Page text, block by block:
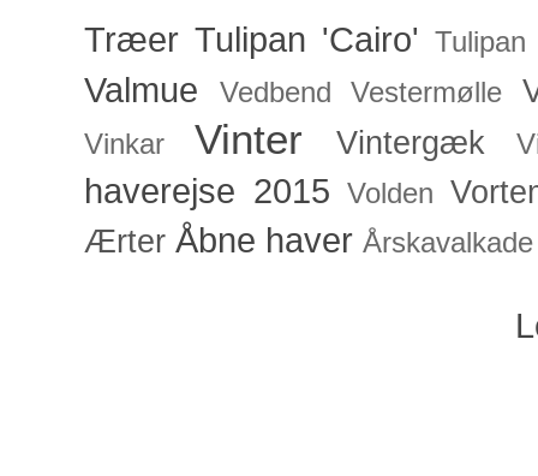
Træer Tulipan 'Cairo'
Valmue Vedbend Vestermølle
Vinkar Vinter Vintergæk
haverejse 2015 Volden
Ærter Åbne haver Årskavalkade